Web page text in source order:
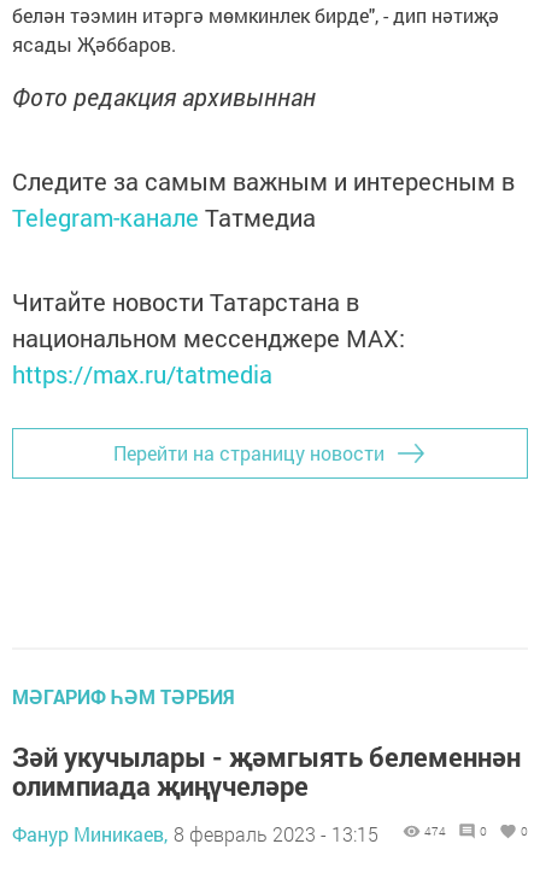
белән тәэмин итәргә мөмкинлек бирде", - дип нәтиҗә
ясады Җәббаров.
Фото редакция архивыннан
Следите за самым важным и интересным в
Telegram-канале Татмедиа
Читайте новости Татарстана в
национальном мессенджере MАХ:
https://max.ru/tatmedia
Перейти на страницу новости
МӘГАРИФ ҺӘМ ТӘРБИЯ
Зәй укучылары - җәмгыять белеменнән
олимпиада җиңүчеләре
Фанур Миникаев, 8 февраль 2023 - 13:15 474 0 0